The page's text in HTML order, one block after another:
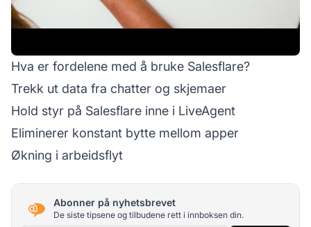
Hva er fordelene med å bruke Salesflare?
Trekk ut data fra chatter og skjemaer
Hold styr på Salesflare inne i LiveAgent
Eliminerer konstant bytte mellom apper
Økning i arbeidsflyt
Abonner på nyhetsbrevet
De siste tipsene og tilbudene rett i innboksen din.